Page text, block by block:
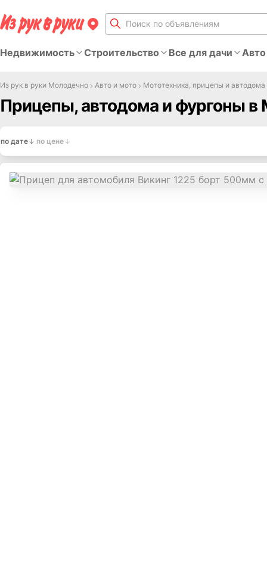
Недвижимость Строительство Все для дачи
Из рук в руки Молодечно Авто и мото Мототехника, прицепы и автодома
Прицепы, автодома и фургоны в
по дате по цене